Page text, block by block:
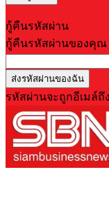
กู้คืนรหัสผ่าน
กู้คืนรหัสผ่านของคุณ
รหัสผ่านจะถูกอีเมล์